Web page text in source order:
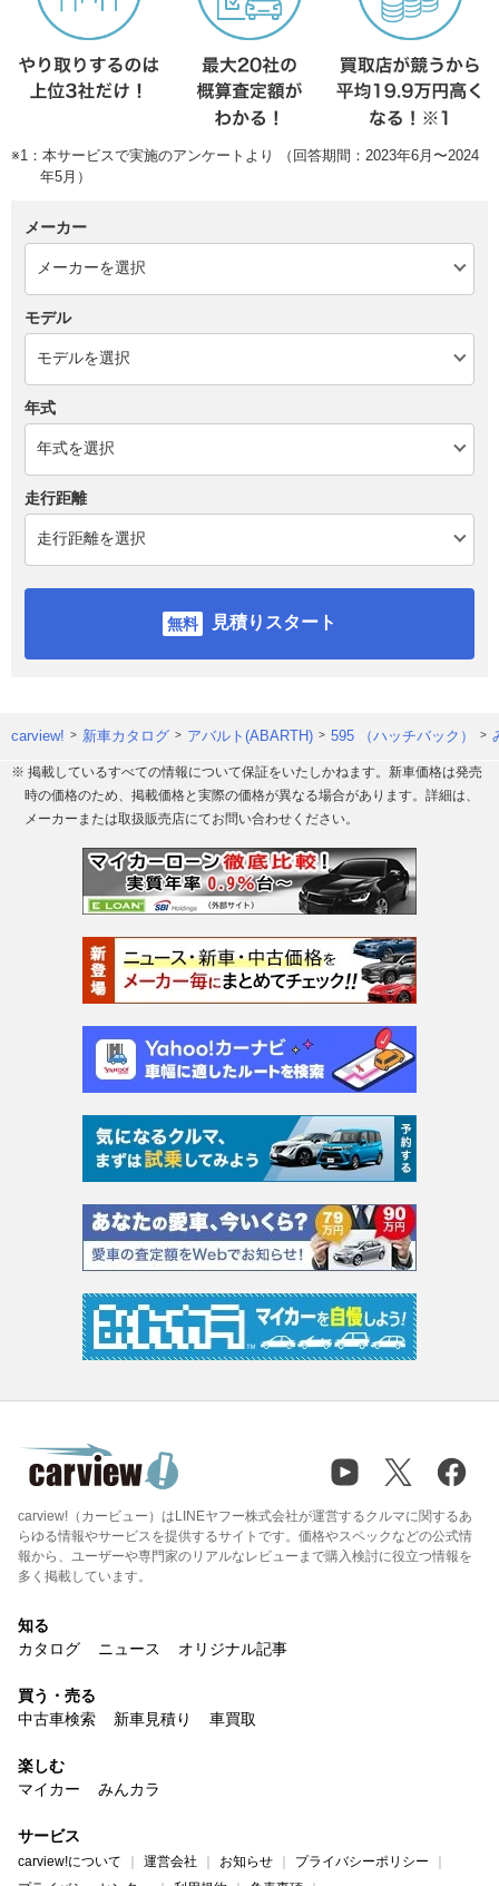
※1：本サービスで実施のアンケートより （回答期間：2023年6月〜2024
年5月）
メーカー
モデル
年式
走行距離
見積りスタート
carview! 新車カタログ アバルト(ABARTH) 595 （ハッチバック）
※ 掲載しているすべての情報について保証をいたしかねます。新車価格は発売
時の価格のため、掲載価格と実際の価格が異なる場合があります。詳細は、
メーカーまたは取扱販売店にてお問い合わせください。
carview!（カービュー）はLINEヤフー株式会社が運営するクルマに関するあ
らゆる情報やサービスを提供するサイトです。価格やスペックなどの公式情
報から、ユーザーや専門家のリアルなレビューまで購入検討に役立つ情報を
多く掲載しています。
知る
カタログ
ニュース オリジナル記事
買う・売る
中古車検索
新車見積り 車買取
楽しむ
マイカー
みんカラ
サービス
carview!について 運営会社 お知らせ
プライバシーポリシー